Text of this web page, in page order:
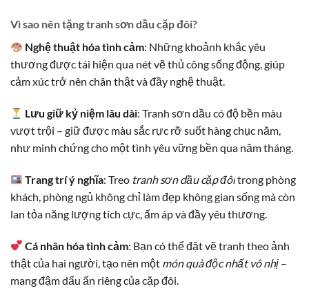
Vì sao nên tặng tranh sơn dầu cặp đôi?
Nghệ thuật hóa tình cảm: Những khoảnh khắc yêu
thương được tái hiện qua nét vẽ thủ công sống động, giúp
cảm xúc trở nên chân thật và đầy nghệ thuật.
Lưu giữ kỷ niệm lâu dài: Tranh sơn dầu có độ bền màu
vượt trội – giữ được màu sắc rực rỡ suốt hàng chục năm,
như minh chứng cho một tình yêu vững bền qua năm tháng.
Trang trí ý nghĩa: Treo tranh sơn dầu cặp đôitrong phòng
khách, phòng ngủ không chỉ làm đẹp không gian sống mà còn
lan tỏa năng lượng tích cực, ấm áp và đầy yêu thương.
Cá nhân hóa tình cảm: Bạn có thể đặt vẽ tranh theo ảnh
thật của hai người, tạo nên một món quà độc nhất vô nhị –
mang đậm dấu ấn riêng của cặp đôi.